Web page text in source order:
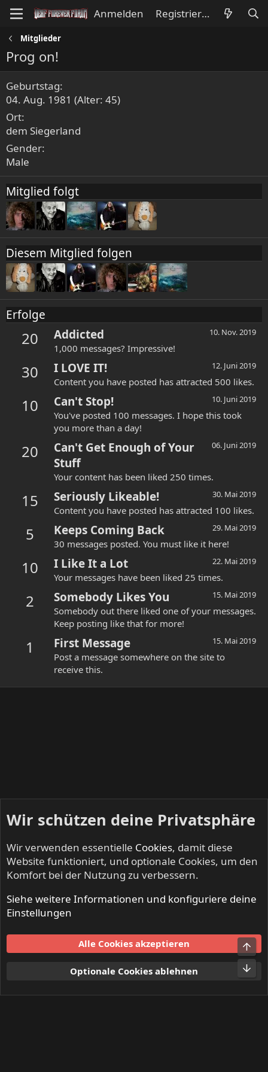
Anmelden Registrieren
Mitglieder
Prog on!
Geburtstag
04. Aug. 1981 (Alter: 45)
Ort
dem Siegerland
Gender
Male
Mitglied folgt
Diesem Mitglied folgen
Erfolge
20 10. Nov. 2019
Addicted
1,000 messages? Impressive!
30 12. Juni 2019
I LOVE IT!
Content you have posted has attracted 500 likes.
10 10. Juni 2019
Can't Stop!
You've posted 100 messages. I hope this took
you more than a day!
20 06. Juni 2019
Can't Get Enough of Your
Stuff
Your content has been liked 250 times.
15 30. Mai 2019
Seriously Likeable!
Content you have posted has attracted 100 likes.
5 29. Mai 2019
Keeps Coming Back
30 messages posted. You must like it here!
10 22. Mai 2019
I Like It a Lot
Your messages have been liked 25 times.
2 15. Mai 2019
Somebody Likes You
Somebody out there liked one of your messages.
Keep posting like that for more!
1 15. Mai 2019
First Message
Post a message somewhere on the site to
receive this.
Mitglieder
Nutzungsbedingungen
Datenschutz
S
Wir schützen deine Privatsphäre
Wir verwenden essentielle Cookies, damit diese
Website funktioniert, und optionale Cookies, um den
Komfort bei der Nutzung zu verbessern.
Siehe weitere Informationen und konfiguriere deine
Einstellungen
Alle Cookies akzeptieren
Optionale Cookies ablehnen